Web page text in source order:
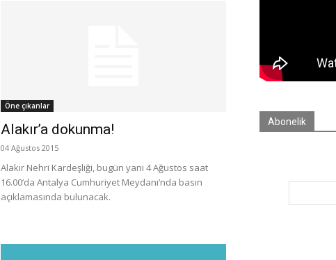
Öne çıkanlar
Alakır’a dokunma!
04 Ağustos 2015
Alakır Nehri Kardeşliği, bugün yani 4 Ağustos saat
16.00’da Antalya Cumhuriyet Meydanı’nda basın
açıklamasında bulunacak.
Abonelik